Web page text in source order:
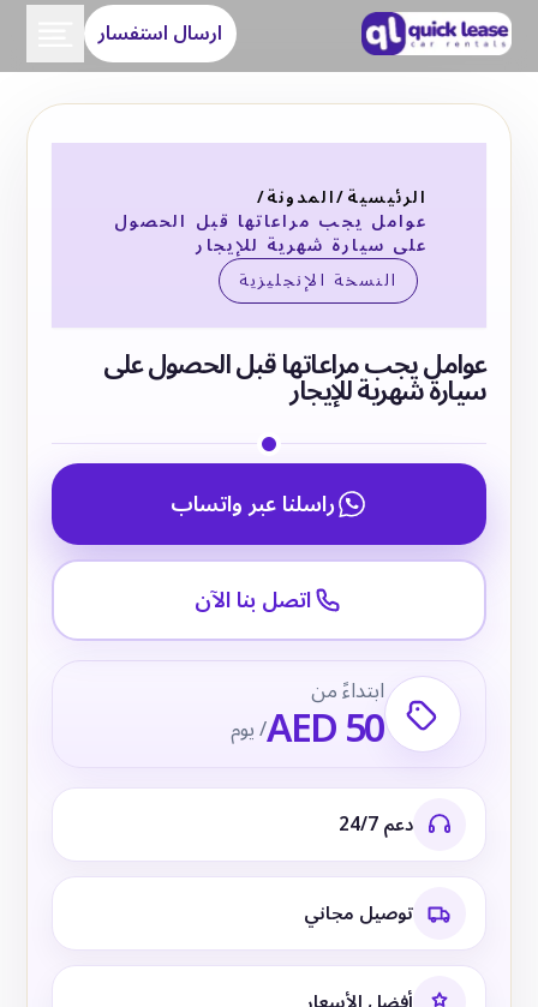
ارسال استفسار
الرئيسية/المدونة/
عوامل يجب مراعاتها قبل الحصول
على سيارة شهرية للإيجار
النسخة الإنجليزية
عوامل يجب مراعاتها قبل الحصول على
سيارة شهرية للإيجار
راسلنا عبر واتساب
اتصل بنا الآن
ابتداءً من
AED 50/ يوم
دعم 24/7
توصيل مجاني